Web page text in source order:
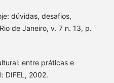
dúvidas, desafios,
de Janeiro, v. 7 n. 13, p.
entre práticas e
DIFEL, 2002.